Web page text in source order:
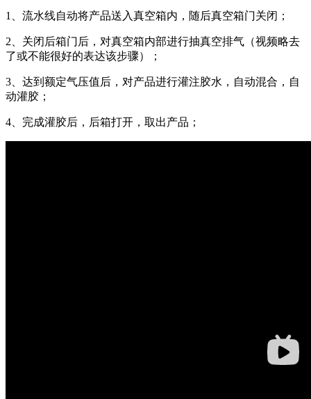
1、流水线自动将产品送入真空箱内，随后真空箱门关闭；
2、关闭后箱门后，对真空箱内部进行抽真空排气（视频略去
了或不能很好的表达该步骤）；
3、达到额定气压值后，对产品进行灌注胶水，自动混合，自
动灌胶；
4、完成灌胶后，后箱打开，取出产品；